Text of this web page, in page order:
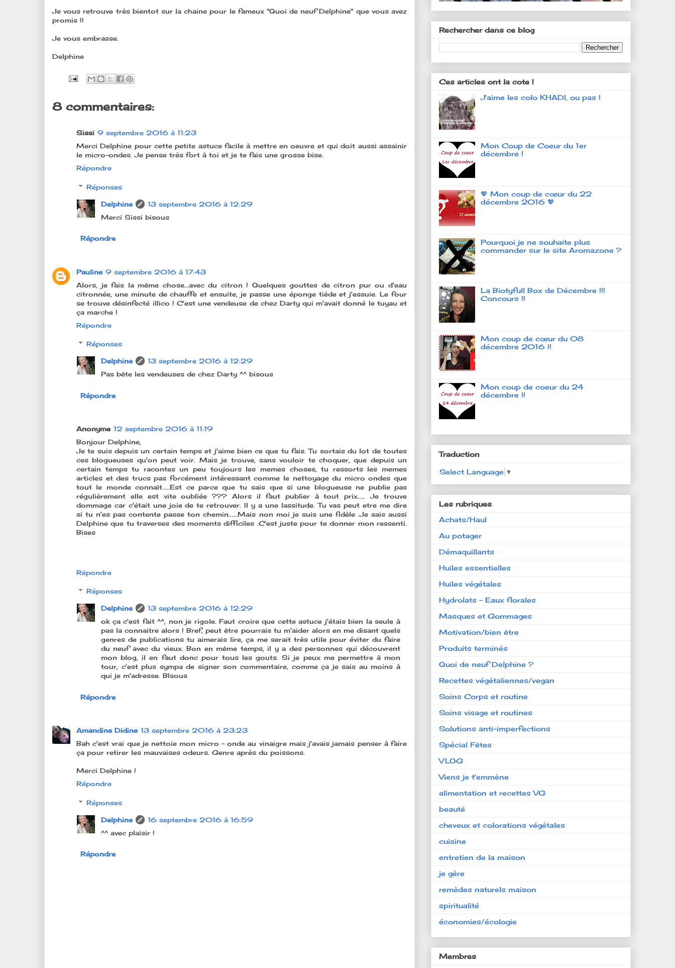
Je vous retrouve très bientot sur la chaine pour le fameux "Quoi de neuf Delphine" que vous avez
promis !!
Je vous embrasse.
Delphine
8 commentaires:
Sissi 9 septembre 2016 à 11:23
Merci Delphine pour cette petite astuce facile à mettre en oeuvre et qui doit aussi assainir
le micro-ondes. Je pense très fort à toi et je te fais une grosse bise.
Répondre
Réponses
Delphine
13 septembre 2016 à 12:29
Merci Sissi bisous
Répondre
Pauline 9 septembre 2016 à 17:43
Alors, je fais la même chose...avec du citron ! Quelques gouttes de citron pur ou d'eau
citronnée, une minute de chauffe et ensuite, je passe une éponge tiède et j'essuie. Le four
se trouve désinfecté illico ! C'est une vendeuse de chez Darty qui m'avait donné le tuyau et
ça marche !
Répondre
Réponses
Delphine
13 septembre 2016 à 12:29
Pas bête les vendeuses de chez Darty ^^ bisous
Répondre
Anonyme 12 septembre 2016 à 11:19
Bonjour Delphine,
Je te suis depuis un certain temps et j'aime bien ce que tu fais. Tu sortais du lot de toutes
ces blogueuses qu'on peut voir. Mais je trouve, sans vouloir te choquer, que depuis un
certain temps tu racontes un peu toujours les memes choses, tu ressorts les memes
articles et des trucs pas forcément intéressant comme le nettoyage du micro ondes que
tout le monde connaît.....Est ce parce que tu sais que si une blogueuse ne publie pas
régulièrement elle est vite oubliée ??? Alors il faut publier à tout prix..... Je trouve
dommage car c'était une joie de te retrouver. Il y a une lassitude. Tu vas peut etre me dire
si tu n'es pas contente passe ton chemin......Mais non moi je suis une fidèle .Je sais aussi
Delphine que tu traverses des moments difficiles .C'est juste pour te donner mon ressenti.
Bises
Répondre
Réponses
Delphine
13 septembre 2016 à 12:29
ok ça c'est fait ^^, non je rigole. Faut croire que cette astuce j'étais bien la seule à
pas la connaitre alors ! Bref, peut être pourrais tu m'aider alors en me disant quels
genres de publications tu aimerais lire, ça me serait très utile pour éviter du faire
du neuf avec du vieux. Bon en même temps, il y a des personnes qui découvrent
mon blog, il en faut donc pour tous les gouts. Si je peux me permettre à mon
tour, c'est plus sympa de signer son commentaire, comme ça je sais au moins à
qui je m'adresse. BIsous
Répondre
Amandine Didine 13 septembre 2016 à 23:23
Bah c'est vrai que je nettoie mon micro - onde au vinaigre mais j'avais jamais penser à faire
ça pour retirer les mauvaises odeurs. Genre après du poissons.
Merci Delphine !
Répondre
Réponses
Delphine
16 septembre 2016 à 16:59
^^ avec plaisir !
Répondre
Rechercher dans ce blog
Ces articles ont la cote !
J'aime les colo KHADI, ou pas !
Mon Coup de Coeur du 1er
décembre !
💖 Mon coup de cœur du 22
décembre 2016 💖
Pourquoi je ne souhaite plus
commander sur le site Aromazone ?
La Biotyfull Box de Décembre !!!
Concours !!
Mon coup de cœur du 08
décembre 2016 !!
Mon coup de coeur du 24
décembre !!
Traduction
Select Language ▼
Les rubriques
Achats/Haul
Au potager
Démaquillants
Huiles essentielles
Huiles végétales
Hydrolats - Eaux florales
Masques et Gommages
Motivation/bien être
Produits terminés
Quoi de neuf Delphine ?
Recettes végétaliennes/vegan
Soins Corps et routine
Soins visage et routines
Solutions anti-imperfections
Spécial Fêtes
VLOG
Viens je t'emmène
alimentation et recettes VG
beauté
cheveux et colorations végétales
cuisine
entretien de la maison
je gère
remèdes naturels maison
spiritualité
économies/écologie
Membres